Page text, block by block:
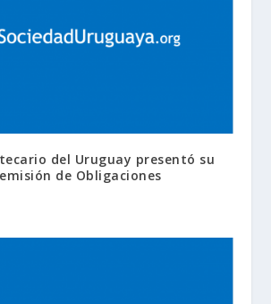
del Uruguay presentó su
de Obligaciones